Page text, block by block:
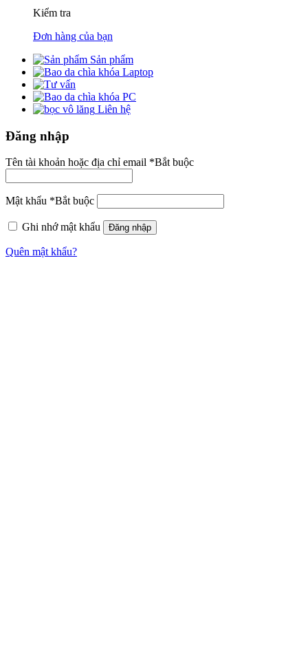
Kiểm tra
Đơn hàng của bạn
Sản phẩm
Laptop
PC
Liên hệ
Đăng nhập
Tên tài khoản hoặc địa chỉ email *Bắt buộc
Mật khẩu *Bắt buộc
Ghi nhớ mật khẩu Đăng nhập
Quên mật khẩu?